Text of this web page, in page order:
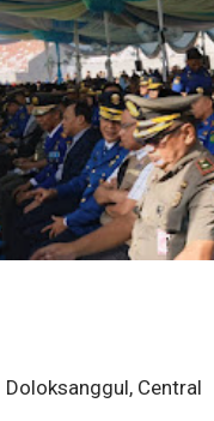
Doloksanggul, Central